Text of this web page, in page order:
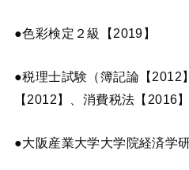
●色彩検定２級【2019】
●税理士試験（簿記論【2012
【2012】、消費税法【2016】
●大阪産業大学大学院経済学